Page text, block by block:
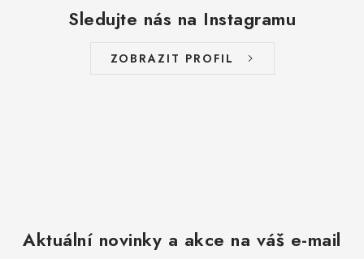
Sledujte nás na Instagramu
ZOBRAZIT PROFIL
Aktuální novinky a akce na váš e-mail